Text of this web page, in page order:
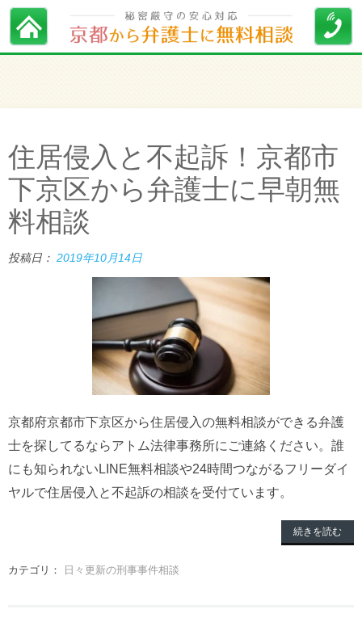
住居侵入と不起訴！京都市
下京区から弁護士に早朝無
料相談
投稿日： 2019年10月14日
京都府京都市下京区から住居侵入の無料相談ができる弁護
士を探してるならアトム法律事務所にご連絡ください。誰
にも知られないLINE無料相談や24時間つながるフリーダイ
ヤルで住居侵入と不起訴の相談を受付ています。
続きを読む
カテゴリ： 日々更新の刑事事件相談